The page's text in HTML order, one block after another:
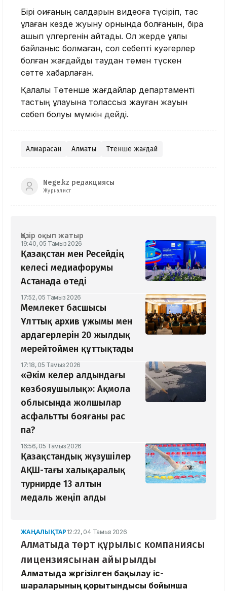
Бірі оқиғаның салдарын видеоға түсіріп, тас
құлаған кезде жуыну орнында болғанын, бірақ
қашып үлгергенін айтады. Ол жерде ұялы
байланыс болмаған, сол себепті куәгерлер
болған жағдайды таудан төмен түскен
сәтте хабарлаған.
Қалалық Төтенше жағдайлар департаменті
тастың құлауына толассыз жауған жауын
себеп болуы мүмкін дейді.
Алмарасан Алматы Төтенше жағдай
Nege.kz редакциясы
Журналист
Қазір оқып жатыр
19:40, 05 Тамыз 2026
Қазақстан мен Ресейдің
келесі медиафорумы
Астанада өтеді
17:52, 05 Тамыз 2026
Мемлекет басшысы
Ұлттық архив ұжымы мен
ардагерлерін 20 жылдық
мерейтоймен құттықтады
17:18, 05 Тамыз 2026
«Әкім келер алдындағы
көзбояушылық»: Ақмола
облысында жолшылар
асфальтты бояғаны рас
па?
16:56, 05 Тамыз 2026
Қазақстандық жүзушілер
АҚШ-тағы халықаралық
турнирде 13 алтын
медаль жеңіп алды
ЖАҢАЛЫҚТАР 12:22, 04 Тамыз 2026
Алматыда төрт құрылыс компаниясы
лицензиясынан айырылды
Алматыда жүргізілген бақылау іс-
шараларының қорытындысы бойынша